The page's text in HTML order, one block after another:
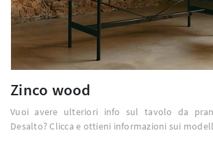
Zinco wood
Vuoi avere ulteriori info sul tavolo da
Desalto? Clicca e ottieni informazioni sui